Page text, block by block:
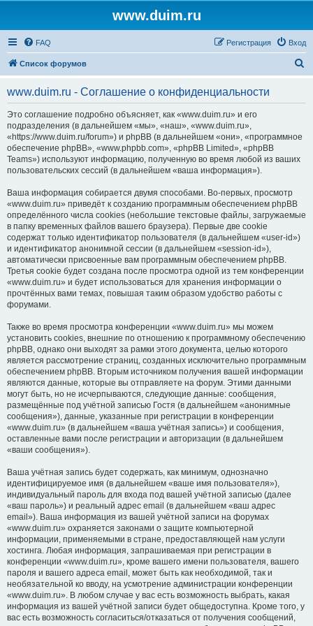
www.duim.ru
FAQ Вход
Регистрация
Список форумов
www.duim.ru - Соглашение о конфиденциальности
Это соглашение подробно объясняет, как «www.duim.ru» и его
подразделения (в дальнейшем «мы», «наш», «www.duim.ru»,
«https://www.duim.ru/forum») и phpBB (в дальнейшем «они», «программное
обеспечение phpBB», «www.phpbb.com», «phpBB Limited», «phpBB
Teams») используют информацию, полученную во время любой из ваших
пользовательских сессий (в дальнейшем «ваша информация»).
Ваша информация собирается двумя способами. Во-первых, просмотр
«www.duim.ru» приведёт к созданию программным обеспечением phpBB
определённого числа cookies (небольшие текстовые файлы, загружаемые
в папку временных файлов вашего браузера). Первые две cookie
содержат только идентификатор пользователя (в дальнейшем «user-id»)
и идентификатор анонимной сессии (в дальнейшем «session-id»),
автоматически присвоенные вам программным обеспечением phpBB.
Третья cookie будет создана после просмотра одной из тем конференции
«www.duim.ru» и будет использоваться для хранения информации о
прочтённых вами темах, повышая таким образом удобство работы с
форумами.
Также во время просмотра конференции «www.duim.ru» мы можем
установить cookies, внешние по отношению к программному обеспечению
phpBB, однако они выходят за рамки этого документа, целью которого
является рассмотрение страниц, созданных исключительно программным
обеспечением phpBB. Вторым источником получения вашей информации
являются данные, которые вы отправляете на форум. Этими данными
могут быть, но не исчерпываются, следующие данные: сообщения,
размещённые под учётной записью Гостя (в дальнейшем «анонимные
сообщения»), данные, указанные при регистрации в конференции
«www.duim.ru» (в дальнейшем «ваша учётная запись») и сообщения,
оставленные вами после регистрации и авторизации (в дальнейшем
«ваши сообщения»).
Ваша учётная запись будет содержать, как минимум, однозначно
идентифицируемое имя (в дальнейшем «ваше имя пользователя»),
индивидуальный пароль для входа под вашей учётной записью (далее
«ваш пароль») и реальный адрес email (в дальнейшем «ваш адрес
email»). Ваша информация из вашей учётной записи на форумах
«www.duim.ru» охраняется законами о защите компьютерной
информации, применяемыми в стране, предоставляющей нам услуги
хостинга. Любая информация, запрашиваемая при регистрации в
конференции «www.duim.ru», кроме вашего имени пользователя, вашего
пароля и вашего адреса email, может быть как необходимой, так и
необязательной ко вводу, на усмотрение администрации конференции
«www.duim.ru». В любом случае у вас есть возможность выбрать, какая
информация из вашей учётной записи будет общедоступна. Кроме того, у
вас есть возможность согласиться/отказаться от получения сообщений,